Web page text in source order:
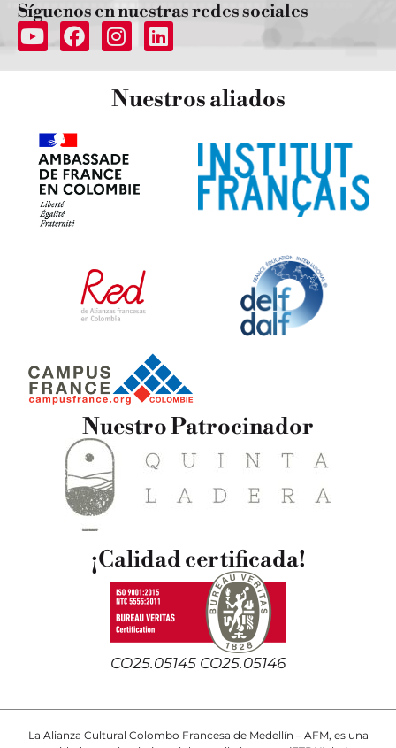
Síguenos en nuestras redes sociales
Nuestrosaliados
Nuestro Patrocinador
¡Calidad certificada!
CO25.05145 CO25.05146
La Alianza Cultural Colombo Francesa de Medellín – AFM, es una